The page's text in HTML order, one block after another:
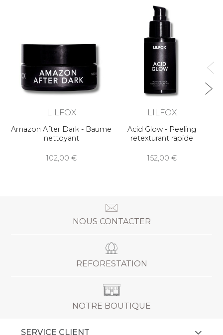
LILFOX
Amazon After Dark - Baume
nettoyant
102,00
LILFOX
Acid Glow - Peeling
retexturant rapide
152,00
NOUS CONTACTER
REFORESTATION
NOTRE BOUTIQUE
SERVICE CLIENT